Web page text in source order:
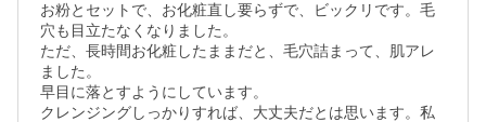
お粉とセットで、お化粧直し要らずで、ビックリです。毛
穴も目立たなくなりました。
ただ、長時間お化粧したままだと、毛穴詰まって、肌アレ
ました。
早目に落とすようにしています。
クレンジングしっかりすれば、大丈夫だとは思います。私